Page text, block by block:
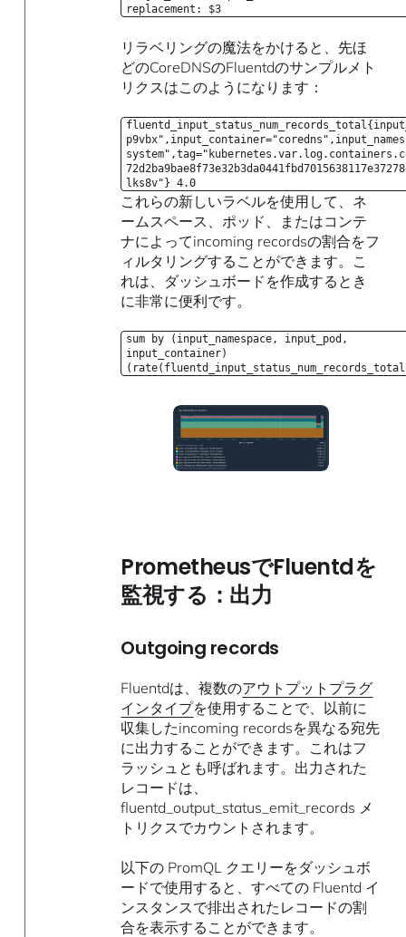
replacement: $3
リラベリングの魔法をかけると、先ほ
どのCoreDNSのFluentdのサンプルメト
リクスはこのようになります：
lks8v"} 4.0
これらの新しいラベルを使用して、ネ
ームスペース、ポッド、またはコンテ
ナによってincoming recordsの割合をフ
ィルタリングすることができます。こ
れは、ダッシュボードを作成するとき
に非常に便利です。
sum by (input_namespace, input_pod,
input_container)
PrometheusでFluentdを
監視する：出力
Outgoing records
Fluentdは、複数のアウトプットプラグ
インタイプを使用することで、以前に
収集したincoming recordsを異なる宛先
に出力することができます。これはフ
ラッシュとも呼ばれます。出力された
レコードは、
fluentd_output_status_emit_records メ
トリクスでカウントされます。
以下の PromQL クエリーをダッシュボ
ードで使用すると、すべての Fluentd イ
ンスタンスで排出されたレコードの割
合を表示することができます。